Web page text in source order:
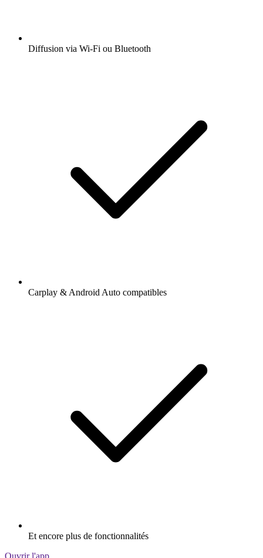
Diffusion via Wi-Fi ou Bluetooth
Carplay & Android Auto compatibles
Et encore plus de fonctionnalités